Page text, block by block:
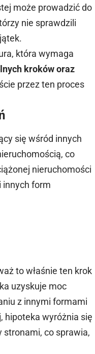
może prowadzić do
nie sprawdzili
która wymaga
kroków oraz
przez ten proces
się wśród innych
co
nieruchomości
innych form
to właśnie ten krok
uzyskuje moc
z innymi formami
hipoteka wyróżnia się
stronami, co sprawia,